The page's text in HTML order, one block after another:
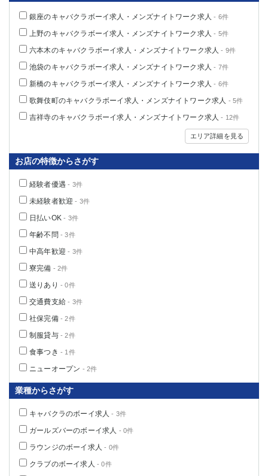
銀座のキャバクラボーイ求人・メンズナイトワーク求人 - 6件
上野のキャバクラボーイ求人・メンズナイトワーク求人 - 5件
六本木のキャバクラボーイ求人・メンズナイトワーク求人 - 9件
池袋のキャバクラボーイ求人・メンズナイトワーク求人 - 7件
新橋のキャバクラボーイ求人・メンズナイトワーク求人 - 6件
歌舞伎町のキャバクラボーイ求人・メンズナイトワーク求人 - 5件
吉祥寺のキャバクラボーイ求人・メンズナイトワーク求人 - 12件
エリア詳細を見る
お店の特徴からさがす
経験者優遇 - 3件
未経験者歓迎 - 3件
日払いOK - 3件
年齢不問 - 3件
中高年歓迎 - 3件
寮完備 - 2件
送りあり - 0件
交通費支給 - 3件
社保完備- 2件
制服貸与- 2件
食事つき - 1件
ニューオープン - 2件
業種からさがす
キャバクラのボーイ求人 - 3件
ガールズバーのボーイ求人 - 0件
ラウンジのボーイ求人 - 0件
クラブのボーイ求人 - 0件